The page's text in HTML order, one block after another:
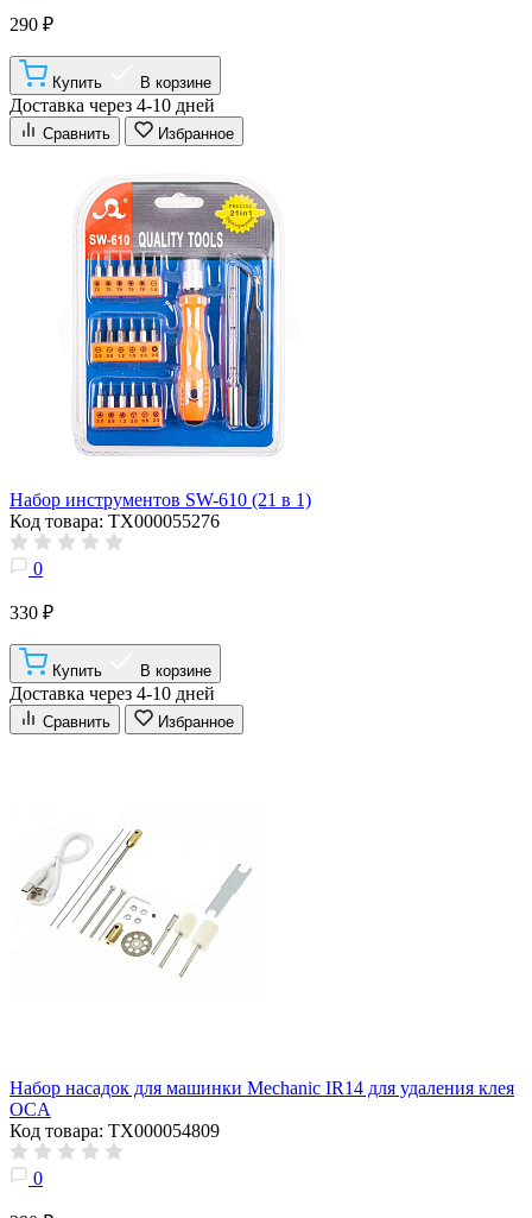
290 ₽
Купить В корзине
Доставка через 4-10 дней
Сравнить Избранное
Набор инструментов SW-610 (21 в 1)
Код товара: ТХ000055276
0
330 ₽
Купить В корзине
Доставка через 4-10 дней
Сравнить Избранное
Набор насадок для машинки Mechanic IR14 для удаления клея
OCA
Код товара: ТХ000054809
0